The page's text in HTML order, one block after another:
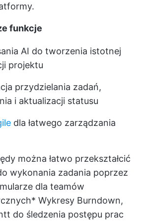
funkcje
AI do tworzenia istotnej
projektu
przydzielania zadań,
i aktualizacji statusu
dla łatwego zarządzania
można łatwo przekształcić
wykonania zadania poprzez
dla teamów
* Wykresy Burndown,
do śledzenia postępu prac